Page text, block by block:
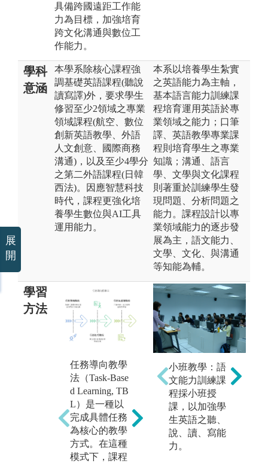
具備跨國遠距工作能
力為目標，加強培育
跨文化溝通與數位工
作能力。
學科
意涵
本學系除核心課程強
調基礎英語課程(聽說
讀寫譯)外，要求學生
修習至少2領域之專業
領域課程(航空、數位
創新英語教學、外語
人文創意、國際商務
溝通)，以及至少4學分
之第二外語課程(日韓
西法)。因應智慧科技
時代，課程更強化培
養學生數位與AI工具
運用能力。
本系以培養學生紮實
之英語能力為主軸，
基本語言能力訓練課
程培育運用英語於專
業領域之能力；口筆
譯、英語教學專業課
程則培育學生之專業
知識；溝通、語言
學、文學與文化課程
則著重於訓練學生發
現問題、分析問題之
能力。課程設計以專
業領域能力的逐步發
展為主，語文能力、
文學、文化、與溝通
等知能為輔。
學習
方法
任務導向教學
法（Task-Base
d Learning, TB
L）是一種以
完成具體任務
為核心的教學
方式。在這種
模式下，課程
（Project-Based
Learning, PB
L）是任務導
向學習（TB
L）的進階形
式。在PBL
中，學生需要
小班教學：語
文能力訓練課
程採小班授
課，以加強學
生英語之聽、
說、讀、寫能
力。
展
開